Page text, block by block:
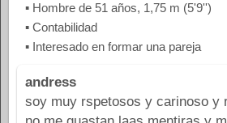
▪ Hombre de 51 años, 1,75 m (5'9'')
▪ Contabilidad
▪ Interesado en formar una pareja
andress
soy muy rspetosos y carinoso y